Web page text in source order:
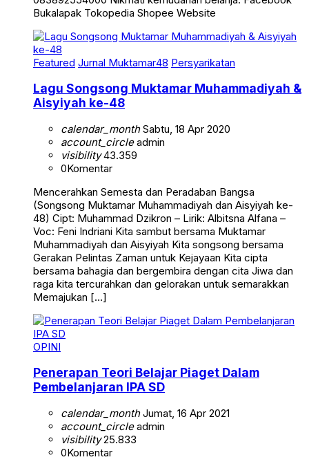
Bukalapak Tokopedia Shopee Website
Featured Jurnal Muktamar48 Persyarikatan
Lagu Songsong Muktamar Muhammadiyah &
Aisyiyah ke-48
calendar_monthSabtu, 18 Apr 2020
account_circleadmin
visibility43.359
0Komentar
Mencerahkan Semesta dan Peradaban Bangsa
(Songsong Muktamar Muhammadiyah dan Aisyiyah ke-
48) Cipt: Muhammad Dzikron – Lirik: Albitsna Alfana –
Voc: Feni Indriani Kita sambut bersama Muktamar
Muhammadiyah dan Aisyiyah Kita songsong bersama
Gerakan Pelintas Zaman untuk Kejayaan Kita cipta
bersama bahagia dan bergembira dengan cita Jiwa dan
raga kita tercurahkan dan gelorakan untuk semarakkan
Memajukan […]
OPINI
Penerapan Teori Belajar Piaget Dalam
Pembelanjaran IPA SD
calendar_monthJumat, 16 Apr 2021
account_circleadmin
visibility25.833
0Komentar